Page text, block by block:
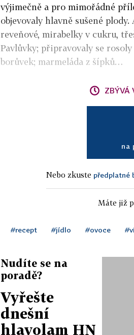
výjimečně a pro mimořádné
objevovaly hlavně sušené
reveňové, mirabelky v cukru,
Pavlůvky; připravovaly se
borůvek; marmeláda z šípků…
ZBÝVÁ
na
Nebo zkuste předplatné
Máte již
#recept #jídlo #ovoce
Nudíte se na
poradě?
Vyřešte
dnešní
hlavolam HN